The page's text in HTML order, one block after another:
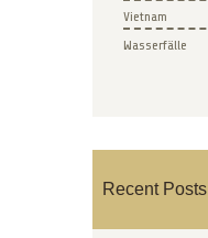
Vietnam
Wasserfälle
Recent Posts